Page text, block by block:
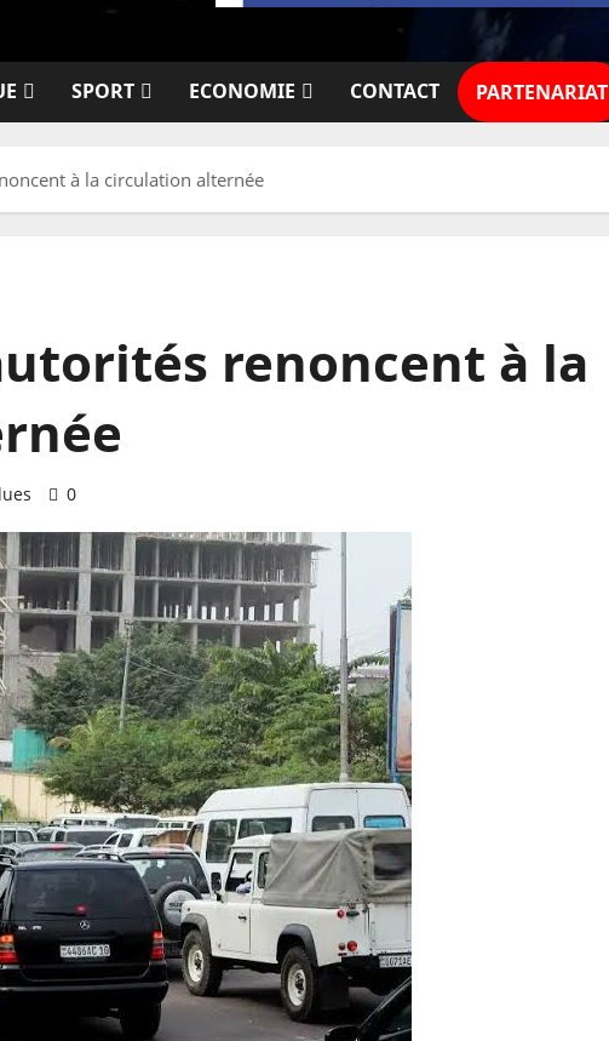
SPORT ECONOMIE CONTACT PARTENARIAT
à la circulation alternée
renoncent à la
0